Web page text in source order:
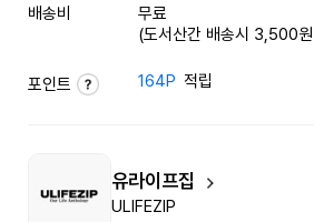
배송비
무료
(도서산간 배송시 3,500
포인트 164P 적립
유라이프집
ULIFEZIP